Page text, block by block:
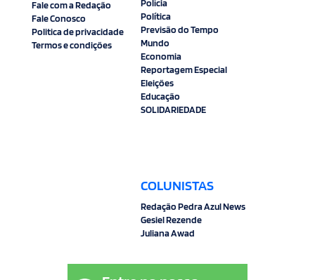
Fale com a Redação
Fale Conosco
Politica de privacidade
Termos e condições
Polícia
Política
Previsão do Tempo
Mundo
Economia
Reportagem Especial
Eleições
Educação
SOLIDARIEDADE
COLUNISTAS
Redação Pedra Azul News
Gesiel Rezende
Juliana Awad